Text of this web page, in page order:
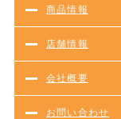
商品情報
店舗情報
会社概要
お問い合わせ